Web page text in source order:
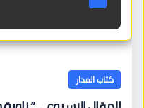
كتاب المدار